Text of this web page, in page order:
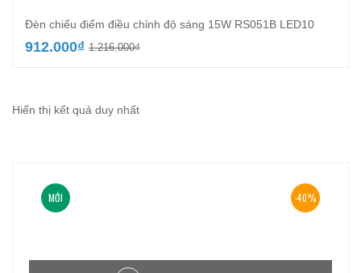
Đèn chiếu điểm điều chỉnh độ sáng 15W RS051B LED10
1.216.000₫Giá
912.000₫
Giá
Hiển thị kết quả duy nhất
-40%
MỚI